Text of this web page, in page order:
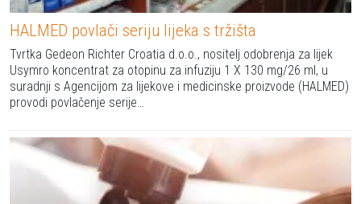
HALMED povlači seriju lijeka s tržišta
Tvrtka Gedeon Richter Croatia d.o.o., nositelj odobrenja za lijek
Usymro koncentrat za otopinu za infuziju 1 X 130 mg/26 ml, u
suradnji s Agencijom za lijekove i medicinske proizvode (HALMED)
provodi povlačenje serije…